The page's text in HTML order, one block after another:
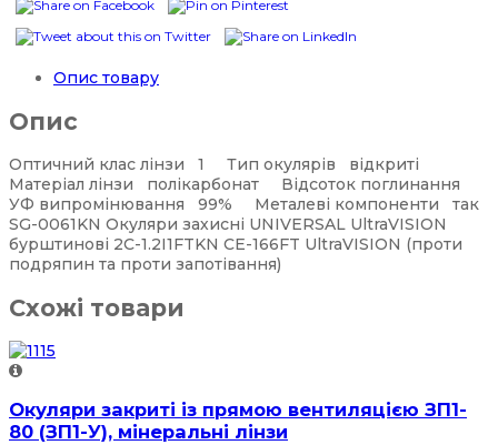
Опис товару
Опис
Оптичний клас лінзи 1 Тип окулярів відкриті
Матеріал лінзи полікарбонат Відсоток поглинання
УФ випромінювання 99% Металеві компоненти так
SG-0061KN Окуляри захисні UNIVERSAL UltraVISION
бурштинові 2С-1.2I1FTKN CE-166FT UltraVISION (проти
подряпин та проти запотівання)
Схожі товари
Окуляри закриті із прямою вентиляцією ЗП1-
80 (ЗП1-У), мінеральні лінзи